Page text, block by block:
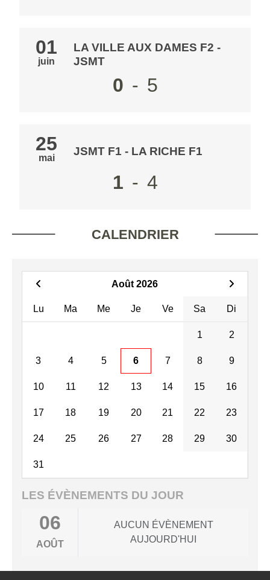
01
juin
LA VILLE AUX DAMES F2 -
JSMT
0 - 5
25
mai
JSMT F1 - LA RICHE F1
1 - 4
CALENDRIER
Août 2026
Lu Ma Me Je Ve Sa Di
1 2
3 4 5 6 7 8 9
10 11 12 13 14 15 16
17 18 19 20 21 22 23
24 25 26 27 28 29 30
31
LES ÉVÈNEMENTS DU JOUR
06
AOÛT
AUCUN ÉVÈNEMENT
AUJOURD'HUI